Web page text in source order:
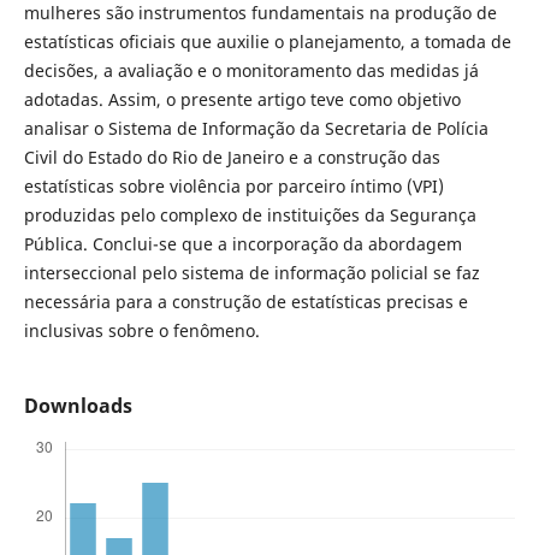
mulheres são instrumentos fundamentais na produção de
estatísticas oficiais que auxilie o planejamento, a tomada de
decisões, a avaliação e o monitoramento das medidas já
adotadas. Assim, o presente artigo teve como objetivo
analisar o Sistema de Informação da Secretaria de Polícia
Civil do Estado do Rio de Janeiro e a construção das
estatísticas sobre violência por parceiro íntimo (VPI)
produzidas pelo complexo de instituições da Segurança
Pública. Conclui-se que a incorporação da abordagem
interseccional pelo sistema de informação policial se faz
necessária para a construção de estatísticas precisas e
inclusivas sobre o fenômeno.
Downloads